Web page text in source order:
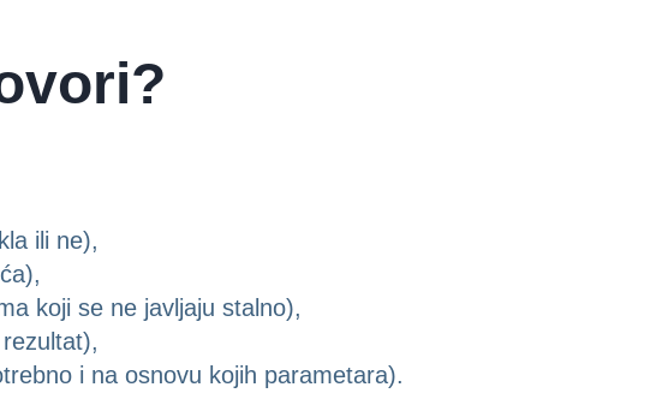
ili ne),
koji se ne javljaju stalno),
i na osnovu kojih parametara).